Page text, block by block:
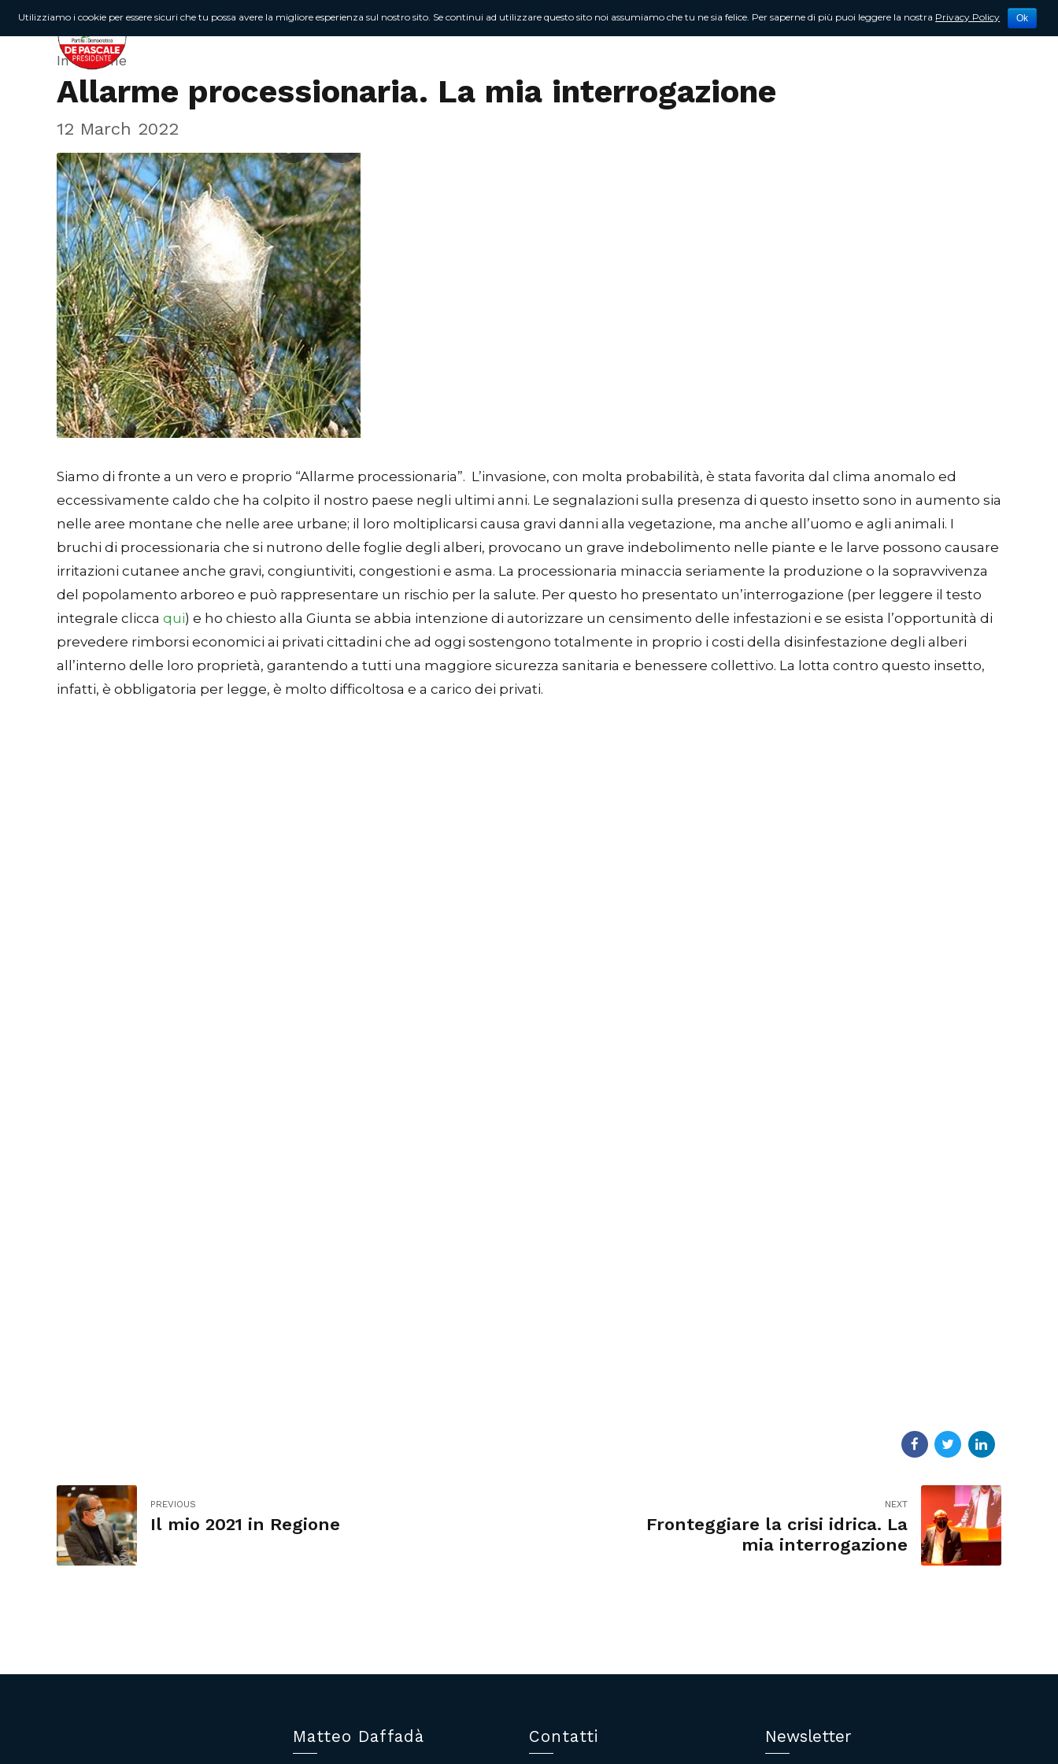
Chi sono Attività Newsletter Contattami
In Regione
Allarme processionaria. La mia interrogazione
12 March 2022
Siamo di fronte a un vero e proprio “Allarme processionaria”. L’invasione, con molta probabilità, è stata favorita dal clima anomalo ed
eccessivamente caldo che ha colpito il nostro paese negli ultimi anni. Le segnalazioni sulla presenza di questo insetto sono in aumento sia
nelle aree montane che nelle aree urbane; il loro moltiplicarsi causa gravi danni alla vegetazione, ma anche all’uomo e agli animali. I
bruchi di processionaria che si nutrono delle foglie degli alberi, provocano un grave indebolimento nelle piante e le larve possono causare
irritazioni cutanee anche gravi, congiuntiviti, congestioni e asma. La processionaria minaccia seriamente la produzione o la sopravvivenza
del popolamento arboreo e può rappresentare un rischio per la salute. Per questo ho presentato un’interrogazione (per leggere il testo
integrale clicca qui) e ho chiesto alla Giunta se abbia intenzione di autorizzare un censimento delle infestazioni e se esista l’opportunità di
prevedere rimborsi economici ai privati cittadini che ad oggi sostengono totalmente in proprio i costi della disinfestazione degli alberi
all’interno delle loro proprietà, garantendo a tutti una maggiore sicurezza sanitaria e benessere collettivo. La lotta contro questo insetto,
infatti, è obbligatoria per legge, è molto difficoltosa e a carico dei privati.
PREVIOUS
Il mio 2021 in Regione
NEXT
Fronteggiare la crisi idrica. La
mia interrogazione
Matteo Daffadà Contatti Newsletter
Utilizziamo i cookie per essere sicuri che tu possa avere la migliore esperienza sul nostro sito. Se continui ad utilizzare questo sito noi assumiamo che tu ne sia felice. Per saperne di più puoi leggere la nostra Privacy Policy Ok